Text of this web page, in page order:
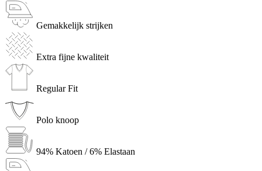
Gemakkelijk strijken
Extra fijne kwaliteit
Regular Fit
Polo knoop
94% Katoen / 6% Elastaan